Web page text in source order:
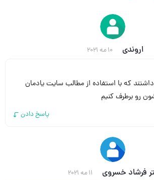
اروندی 10 مه 2021
که با استفاده از مطالب سایت یادمان
رو برطرف کنیم
پاسخ دادن
فرشاد خسروی 11 مه 2021